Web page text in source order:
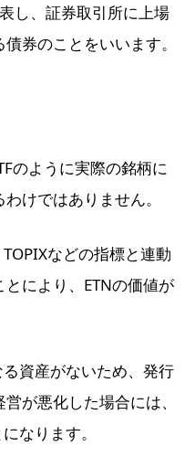
し、証券取引所に上場
券のことをいいます。
のように実際の銘柄に
けではありません。
などの指標と連動
により、ETNの価値が
資産がないため、発行
が悪化した場合には、
なります。